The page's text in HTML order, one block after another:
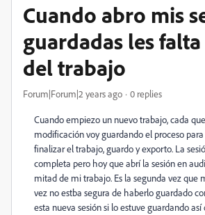
Cuando abro mis
guardadas les
del trabajo
Forum|Forum|2 years ago 0 replies
Cuando empiezo un nuevo trabajo, cada
modificación voy guardando el proceso
finalizar el trabajo, guardo y exporto. La
completa pero hoy que abrí la sesión en
mitad de mi trabajo. Es la segunda vez que
vez no estba segura de haberlo guardado
esta nueva sesión si lo estuve guardando